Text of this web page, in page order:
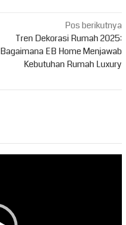
Pos berikutnya
Tren Dekorasi Rumah 2025:
Bagaimana EB Home Menjawab
Kebutuhan Rumah Luxury